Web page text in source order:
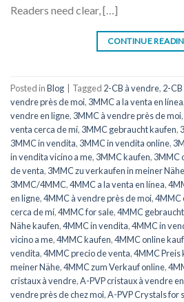
Readers need clear, […]
CONTINUE
Posted inBlog Tagged 2-CB à vendre, 2-
vendre près de moi, 3MMC a la venta en línea,
vendre en ligne, 3MMC à vendre près de moi,
venta cerca de mí, 3MMC gebraucht kaufen,
3MMC in vendita, 3MMC in vendita online,
in vendita vicino a me, 3MMC kaufen, 3MMC
de venta, 3MMC zu verkaufen in meiner Nähe
3MMC/4MMC,4MMC a la venta en línea,
en ligne,4MMC à vendre près de moi,4MMC
cerca de mí,4MMC for sale,4MMC
Nähe kaufen,4MMC in vendita,4MMC in
vicino a me,4MMC kaufen,4MMC online
vendita,4MMC precio de venta,4MMC Preis
meiner Nähe,4MMC zum Verkauf online,
cristaux à vendre,A-PVP cristaux à vendre
vendre près de chez moi,A-PVP Crystals for